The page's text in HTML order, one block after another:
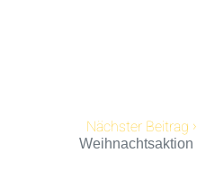
Nächster Beitrag ›
Weihnachtsaktion